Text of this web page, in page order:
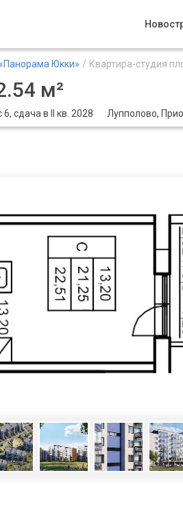
Юкки» Квартира-студия
м²
сдача в II кв. 2028 Лупполово,